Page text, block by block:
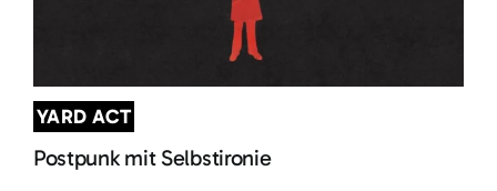
YARD ACT
Postpunk mit Selbstironie